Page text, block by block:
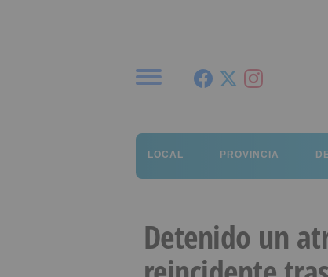
LOCAL PROVINCIA
Detenido un